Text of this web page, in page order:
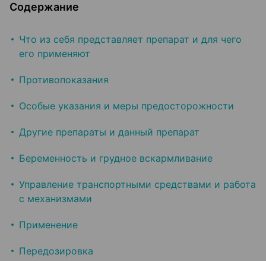
Содержание
Что из себя представляет препарат и для чего
его применяют
Противопоказания
Особые указания и меры предосторожности
Другие препараты и данный препарат
Беременность и грудное вскармливание
Управление транспортными средствами и работа
с механизмами
Применение
Передозировка